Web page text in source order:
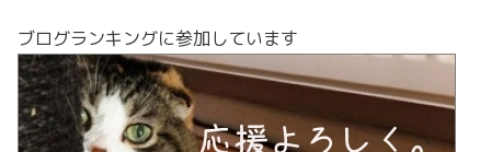
ブログランキングに参加しています